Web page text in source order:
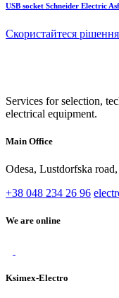
USB socket Schneider Electric
Скористайтеся
Services for selection,
electrical equipment.
Main Office
Odesa, Lustdorfska
+38 048 234 26 96
We are online
Ksimex-Electro